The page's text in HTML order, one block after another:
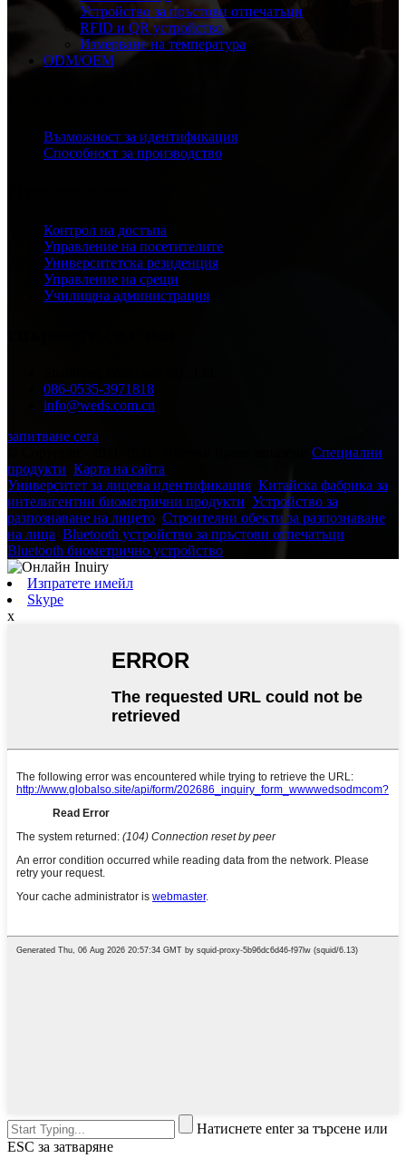
Устройство за пръстови отпечатъци
RFID и QR устройство
Измерване на температура
ODM/OEM
Възможност за идентификация
Способност за производство
Контрол на достъпа
Управление на посетителите
Университетска резиденция
Управление на срещи
Училищна администрация
086-0535-3971818
info@weds.com.cn
запитване сега
Специални
продукти Карта на сайта
Университет за лицева идентификация Китайска фабрика за
интелигентни биометрични продукти Устройство за
разпознаване на лицето Строителни обекти за разпознаване
на лица Bluetooth устройство за пръстови отпечатъци
Bluetooth биометрично устройство
Изпратете имейл
Skype
x
Натиснете enter за търсене или
ESC за затваряне